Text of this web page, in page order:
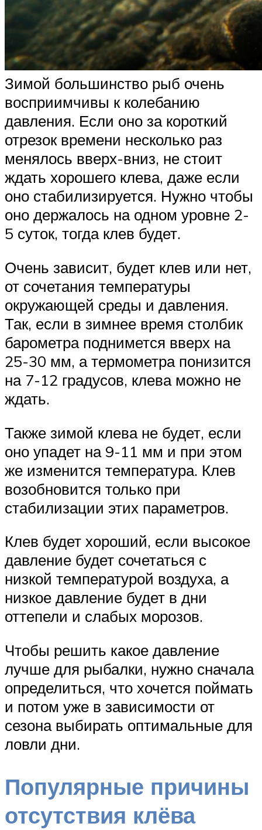
Зимой большинство рыб очень
восприимчивы к колебанию
давления. Если оно за короткий
отрезок времени несколько раз
менялось вверх-вниз, не стоит
ждать хорошего клева, даже если
оно стабилизируется. Нужно чтобы
оно держалось на одном уровне 2-
5 суток, тогда клев будет.
Очень зависит, будет клев или нет,
от сочетания температуры
окружающей среды и давления.
Так, если в зимнее время столбик
барометра поднимется вверх на
25-30 мм, а термометра понизится
на 7-12 градусов, клева можно не
ждать.
Также зимой клева не будет, если
оно упадет на 9-11 мм и при этом
же изменится температура. Клев
возобновится только при
стабилизации этих параметров.
Клев будет хороший, если высокое
давление будет сочетаться с
низкой температурой воздуха, а
низкое давление будет в дни
оттепели и слабых морозов.
Чтобы решить какое давление
лучше для рыбалки, нужно сначала
определиться, что хочется поймать
и потом уже в зависимости от
сезона выбирать оптимальные для
ловли дни.
Популярные причины
отсутствия клёва